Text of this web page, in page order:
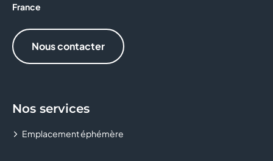
THE BARBER COMPANY
YVES ROCHER
France
Nous contacter
Nos services
Emplacement éphémère